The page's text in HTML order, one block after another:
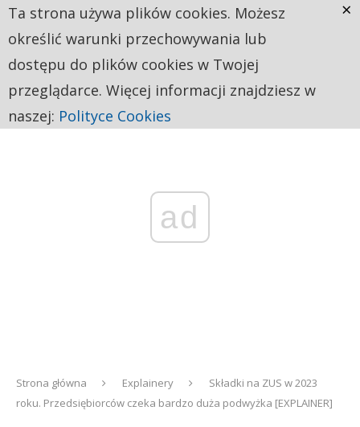
ad
Strona główna Explainery
Składki na ZUS w 2023
roku. Przedsiębiorców czeka bardzo duża podwyżka [EXPLAINER]
Ta strona używa plików cookies. Możesz
określić warunki przechowywania lub
dostępu do plików cookies w Twojej
przeglądarce. Więcej informacji znajdziesz w
naszej: Polityce Cookies
×